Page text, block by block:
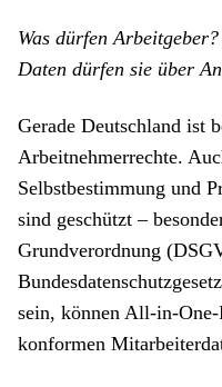
Was dürfen
Daten dürfen sie über
Gerade Deutschland ist
Arbeitnehmerrechte.
Selbstbestimmung und
sind geschützt ­­­–
Grundverordnung
sein, können All-in-
konformen